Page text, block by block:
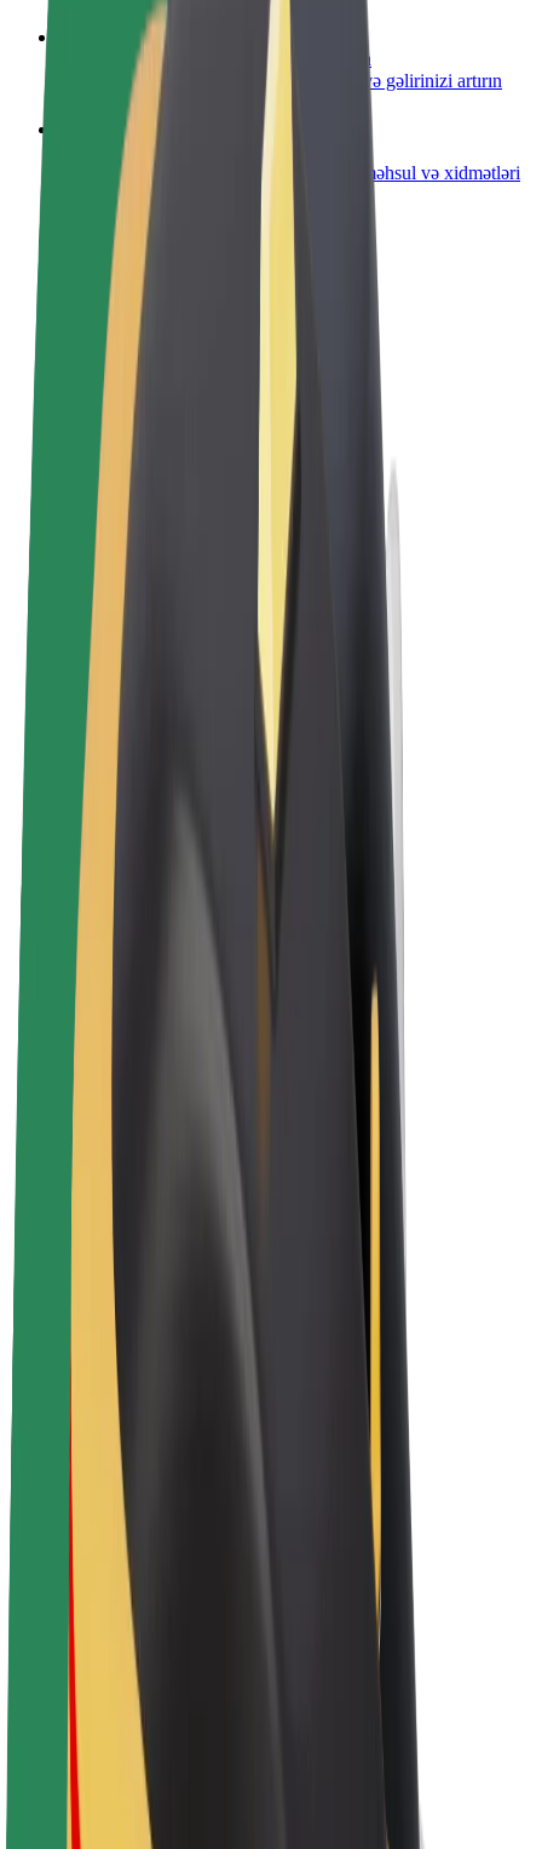
Avtopark sahibi kimi qeydiyyatdan keçin
Avtoparkınızı Bolt platformasına qoşun və gəlirinizi artırın
Biznes üçün Bolt
Biznesiniz üçün miqyaslandırılmış Bolt məhsul və xidmətləri
Qaydalar və Şərtlər
Məxfilik
Kukilər
© 2026 Bolt Technology OÜ
Məhsullar
Gedişlər
Skuterlər
Bolt Market
Bolt Food
Bolt Drive
Biznes üçün Bolt
Elektrikli velosipedlər
Bolt Plus
Bolt ilə pul qazanın
Sürücülər
Vakansiyalar
Bolt haqqında
Bolt-da davamlılıq
Project Zero
Bloq
Xəbər otağı
Brend təlimatları
Missiya
İnvestorlarla əlaqələr
Rəhbərlik
Brend
Media
Urban Fondu
Təhlükəsizlik